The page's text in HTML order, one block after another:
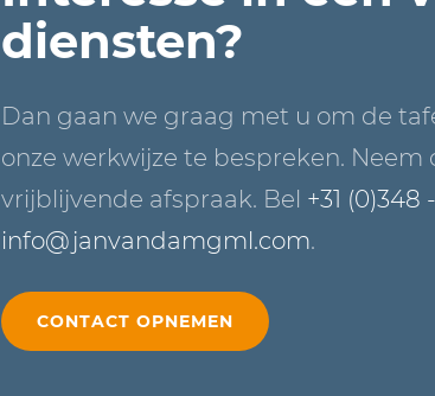
diensten?
Dan gaan we graag met u om de
onze werkwijze te bespreken.
vrijblijvende afspraak. Bel +31 (0)348
info@janvandamgml.com.
CONTACT OPNEMEN